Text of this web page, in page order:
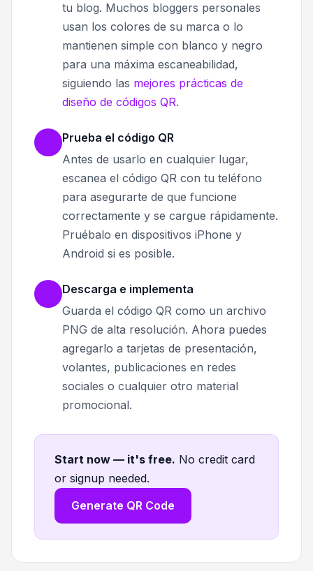
tu blog. Muchos bloggers personales
usan los colores de su marca o lo
mantienen simple con blanco y negro
para una máxima escaneabilidad,
siguiendo las mejores prácticas de
diseño de códigos QR.
Prueba el código QR
Antes de usarlo en cualquier lugar,
escanea el código QR con tu teléfono
para asegurarte de que funcione
correctamente y se cargue rápidamente.
Pruébalo en dispositivos iPhone y
Android si es posible.
Descarga e implementa
Guarda el código QR como un archivo
PNG de alta resolución. Ahora puedes
agregarlo a tarjetas de presentación,
volantes, publicaciones en redes
sociales o cualquier otro material
promocional.
Start now — it's free. No credit card
or signup needed.
Generate QR Code